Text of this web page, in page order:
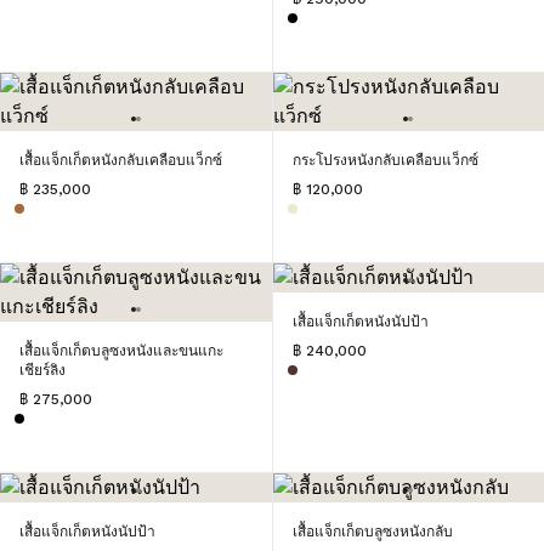
เสื้อแจ็กเก็ตหนังกลับเคลือบแว็กซ์
฿ 235,000
กระโปรงหนังกลับเคลือบแว็กซ์
฿ 120,000
เสื้อแจ็กเก็ตบลูซงหนังและขนแกะ
เชียร์ลิง
฿ 275,000
เสื้อแจ็กเก็ตหนังนัปป้า
฿ 240,000
เสื้อแจ็กเก็ตหนังนัปป้า
เสื้อแจ็กเก็ตบลูซงหนังกลับ